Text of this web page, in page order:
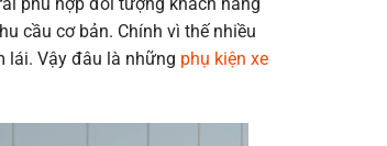
cầu cơ bản. Chính vì thế nhiều
lái. Vậy đâu là những phụ kiện xe